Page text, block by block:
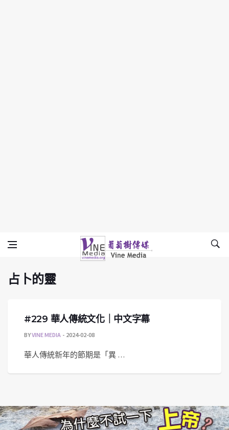
占卜的靈
Vine Media
葡萄樹傳媒
占卜的靈
#229 華人傳統文化｜中文字幕
BYVINE MEDIA 2024-02-08
華人傳統新年的節期是「異 …